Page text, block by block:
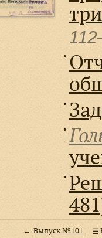
●
●
●
●
Выпуск №101